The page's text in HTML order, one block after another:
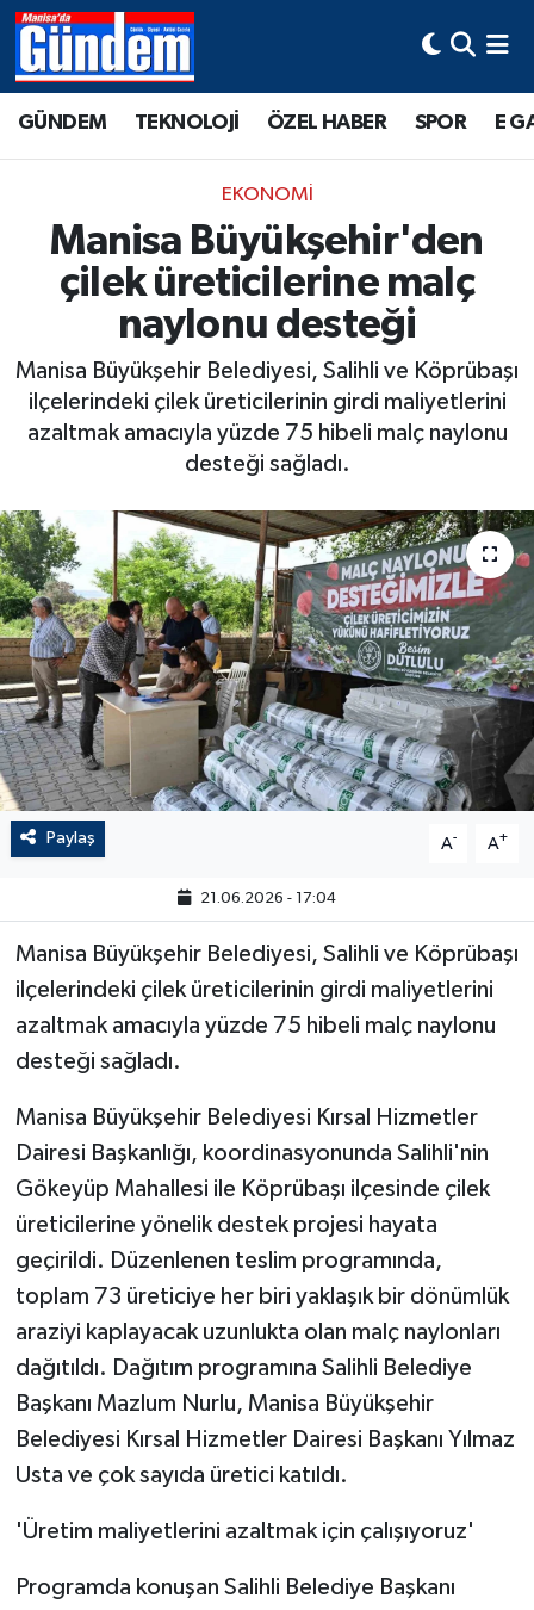
GÜNDEM TEKNOLOJİ ÖZEL HABER SPOR E
EKONOMİ
Manisa Büyükşehir'den
çilek üreticilerine malç
naylonu desteği
Manisa Büyükşehir Belediyesi, Salihli ve Köprübaşı
ilçelerindeki çilek üreticilerinin girdi maliyetlerini
azaltmak amacıyla yüzde 75 hibeli malç naylonu
desteği sağladı.
Paylaş A- A+
21.06.2026 - 17:04
Manisa Büyükşehir Belediyesi, Salihli ve Köprübaşı
ilçelerindeki çilek üreticilerinin girdi maliyetlerini
azaltmak amacıyla yüzde 75 hibeli malç naylonu
desteği sağladı.
Manisa Büyükşehir Belediyesi Kırsal Hizmetler
Dairesi Başkanlığı, koordinasyonunda Salihli'nin
Gökeyüp Mahallesi ile Köprübaşı ilçesinde çilek
üreticilerine yönelik destek projesi hayata
geçirildi. Düzenlenen teslim programında,
toplam 73 üreticiye her biri yaklaşık bir dönümlük
araziyi kaplayacak uzunlukta olan malç naylonları
dağıtıldı. Dağıtım programına Salihli Belediye
Başkanı Mazlum Nurlu, Manisa Büyükşehir
Belediyesi Kırsal Hizmetler Dairesi Başkanı Yılmaz
Usta ve çok sayıda üretici katıldı.
'Üretim maliyetlerini azaltmak için çalışıyoruz'
Programda konuşan Salihli Belediye Başkanı
Manisa Hava Durumu
Tüm Manşetler
Son Dakika Haberleri
Haber Arşivi